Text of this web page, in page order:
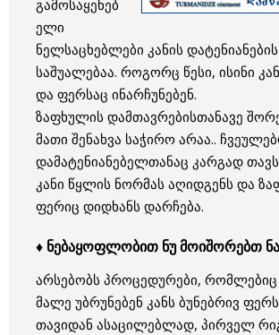
გამოსაყენებ
ელი
ნელსაცხებლები კანის დატენიანების
საშუალებაა. როგორც წესი, ისინი
და ფერსაც ინარჩუნებენ.
ზაფხულის დამთავრებისთანავე
მათი შენახვა საჭირო არაა..
დამატენიანებელთანაც კარგად
კანი წყლის ნორმას აღიდგენს და
ფერიც დიდხანს დარჩება.
♦ ნებაყოფლობით ნუ მოიშორებთ
არსებობს პროცედურები,
მალე უბრუნებენ კანს ბუნებრივ
თავიდან ასაცილებლად, პირველ